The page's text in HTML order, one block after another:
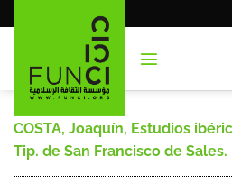
al
COSTA, Joaquín, Estudios
Tip. de San Francisco de Sales.